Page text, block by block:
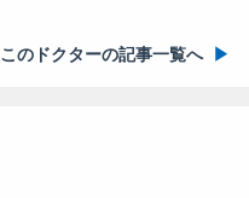
このドクターの記事一覧へ